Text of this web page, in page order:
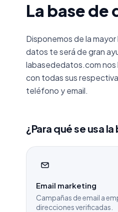
La base de
Disponemos de la
datos te será de gran
labasededatos.com nos
con todas sus
teléfono y email.
¿Para qué se usa
Email marketing
Campañas de email a
direcciones verificadas.